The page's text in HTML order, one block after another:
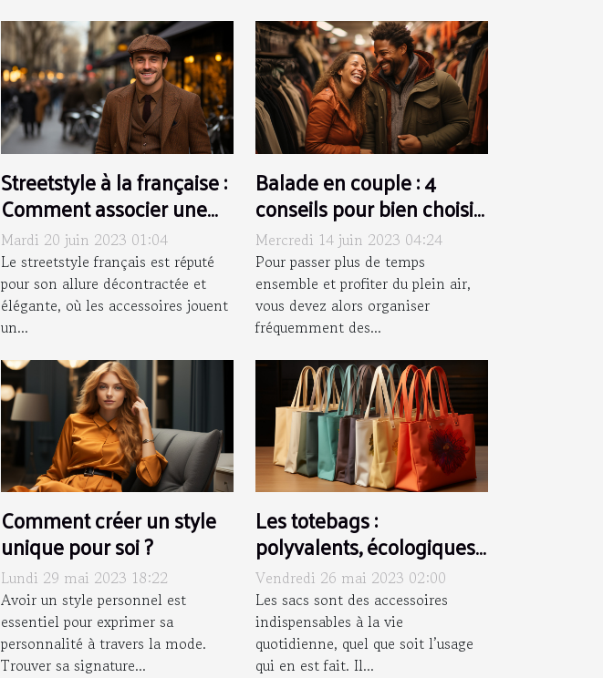
Streetstyle à la française :
Comment associer une
casquette plate homme à
votre tenue ?
Mardi 20 juin 2023 01:04
Le streetstyle français est réputé
pour son allure décontractée et
élégante, où les accessoires jouent
un...
Balade en couple : 4
conseils pour bien choisir
vos vêtements
Mercredi 14 juin 2023 04:24
Pour passer plus de temps
ensemble et profiter du plein air,
vous devez alors organiser
fréquemment des...
Comment créer un style
unique pour soi ?
Lundi 29 mai 2023 18:22
Avoir un style personnel est
essentiel pour exprimer sa
personnalité à travers la mode.
Trouver sa signature...
Les totebags :
polyvalents, écologiques,
personnalisés et
tendances
Vendredi 26 mai 2023 02:00
Les sacs sont des accessoires
indispensables à la vie
quotidienne, quel que soit l’usage
qui en est fait. Il...